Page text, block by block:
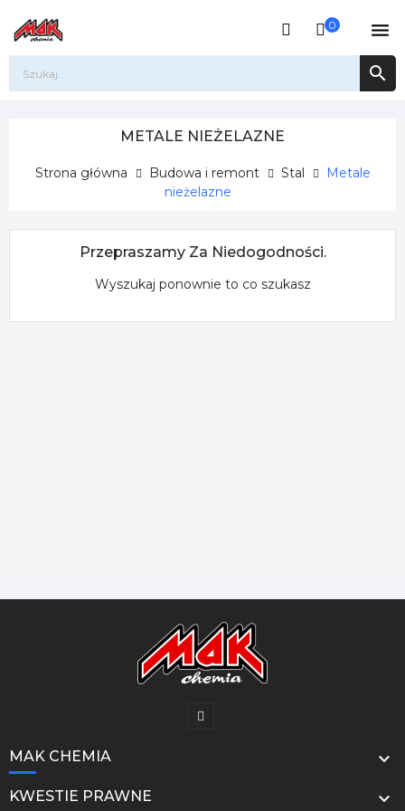
0 

METALE NIEŻELAZNE
Strona główna Budowa i remont Stal
Metale
nieżelazne
Przepraszamy Za Niedogodności.
Wyszukaj ponownie to co szukasz
MAK CHEMIA 
KWESTIE PRAWNE 